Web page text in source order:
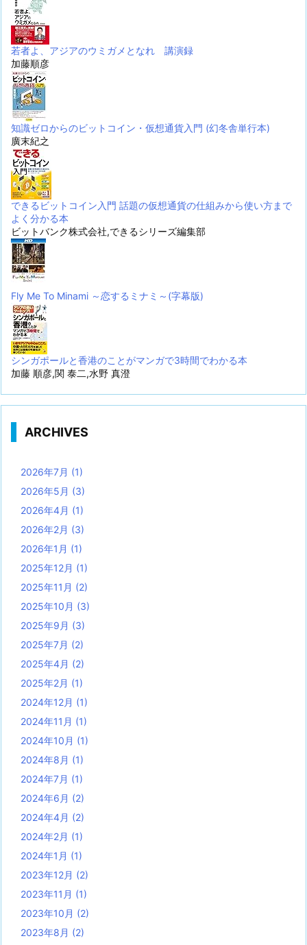
若者よ、アジアのウミガメとなれ 講演録
加藤順彦
知識ゼロからのビットコイン・仮想通貨入門 (幻冬舎単行本)
廣末紀之
できるビットコイン入門 話題の仮想通貨の仕組みから使い方まで
よく分かる本
ビットバンク株式会社,できるシリーズ編集部
Fly Me To Minami ～恋するミナミ～(字幕版)
シンガポールと香港のことがマンガで3時間でわかる本
加藤 順彦,関 泰二,水野 真澄
ARCHIVES
2026年7月 (1)
2026年5月 (3)
2026年4月 (1)
2026年2月 (3)
2026年1月 (1)
2025年12月 (1)
2025年11月 (2)
2025年10月 (3)
2025年9月 (3)
2025年7月 (2)
2025年4月 (2)
2025年2月 (1)
2024年12月 (1)
2024年11月 (1)
2024年10月 (1)
2024年8月 (1)
2024年7月 (1)
2024年6月 (2)
2024年4月 (2)
2024年2月 (1)
2024年1月 (1)
2023年12月 (2)
2023年11月 (1)
2023年10月 (2)
2023年8月 (2)